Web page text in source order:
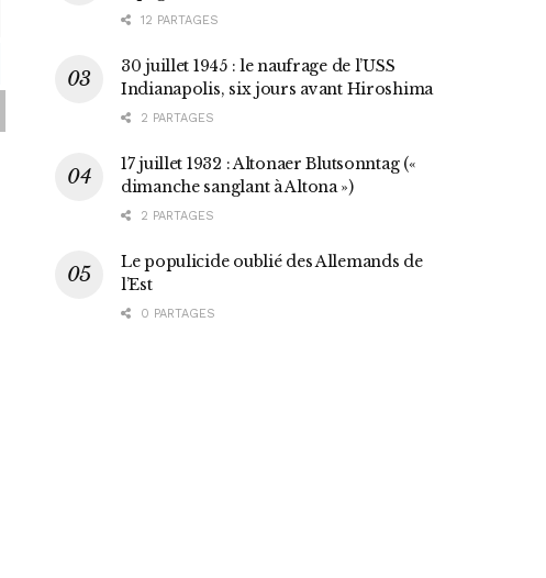
12 PARTAGES
30 juillet 1945 : le naufrage de l’USS
Indianapolis, six jours avant Hiroshima
2 PARTAGES
17 juillet 1932 : Altonaer Blutsonntag («
dimanche sanglant à Altona »)
2 PARTAGES
Le populicide oublié des Allemands de
l’Est
0 PARTAGES